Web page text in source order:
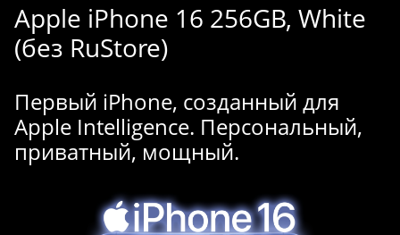
Apple iPhone 16 256GB, White
(без RuStore)
Первый iPhone, созданный для
Apple Intelligence. Персональный,
приватный, мощный.